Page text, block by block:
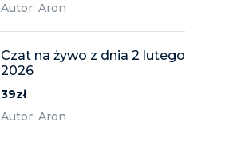
Autor: Aron
Czat na żywo z dnia 2 lutego
2026
39zł
Autor: Aron